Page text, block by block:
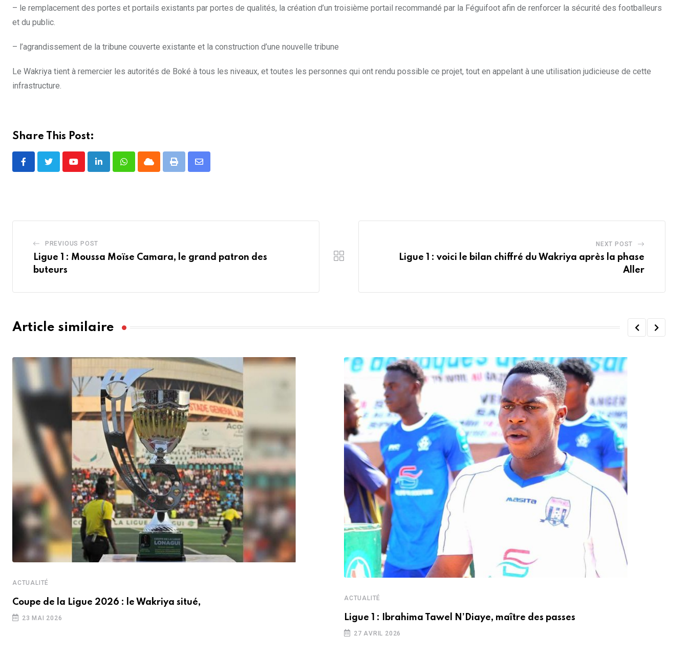
– le remplacement des portes et portails existants par portes de qualités, la création d’un troisième portail recommandé par la Féguifoot afin de renforcer la sécurité des footballeurs
et du public.
– l’agrandissement de la tribune couverte existante et la construction d’une nouvelle tribune
Le Wakriya tient à remercier les autorités de Boké à tous les niveaux, et toutes les personnes qui ont rendu possible ce projet, tout en appelant à une utilisation judicieuse de cette
infrastructure.
Share This Post:
YoutubeLinkedInWhatsappCloud Print
Share
PREVIOUS POST
Ligue 1 : Moussa Moïse Camara, le grand patron des
buteurs
NEXT POST
Ligue 1 : voici le bilan chiffré du Wakriya après la phase
Aller
Article similaire
ACTUALITÉ
Coupe de la Ligue 2026 : le Wakriya situé,
23 MAI 2026
ACTUALITÉ
Ligue 1 : Ibrahima Tawel N’Diaye, maître des passes
27 AVRIL 2026